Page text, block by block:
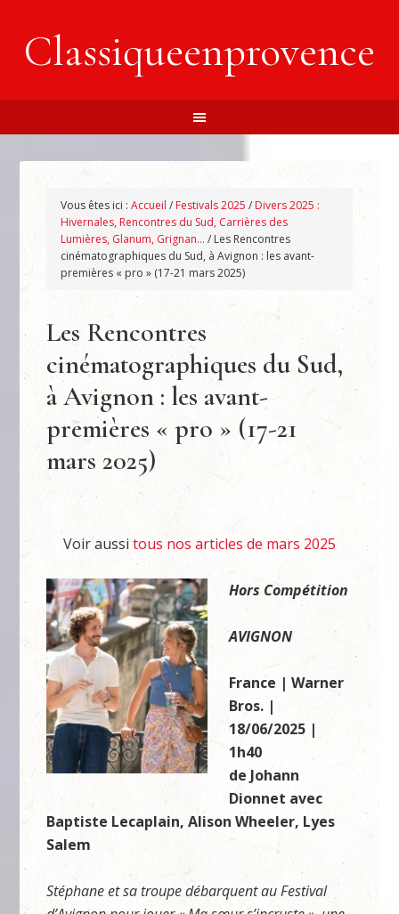
Classiqueenprovence
Vous êtes ici :Accueil / Festivals 2025 / Divers 2025 :
Hivernales, Rencontres du Sud, Carrières des
Lumières, Glanum, Grignan… / Les Rencontres
cinématographiques du Sud, à Avignon : les avant-
premières « pro » (17-21 mars 2025)
Les Rencontres
cinématographiques du Sud,
à Avignon : les avant-
premières « pro » (17-21
mars 2025)
Voir aussitous nos articles de mars 2025
Hors Compétition
AVIGNON
France | Warner
Bros. |
18/06/2025 |
1h40
de Johann
Dionnet avec
Baptiste Lecaplain, Alison Wheeler, Lyes
Salem
Stéphane et sa troupe débarquent au Festival